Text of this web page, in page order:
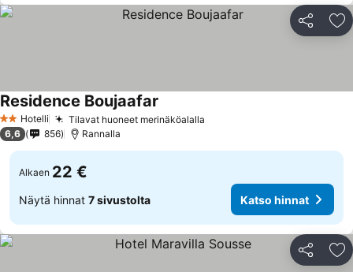
Jaa
2 Tähtiluokitus
Hotelli Tilavat huoneet merinäköalalla
Residence Boujaafar
6,6 856 Rannalla
Alkaen 22 €
Näytä hinnat 7 sivustolta Katso hinnat
Jaa